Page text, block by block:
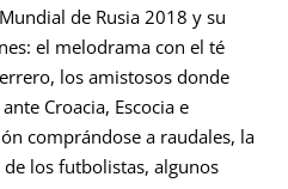
de Rusia 2018 y su
el melodrama con el té
los amistosos donde
Croacia, Escocia e
comprándose a raudales, la
los futbolistas, algunos